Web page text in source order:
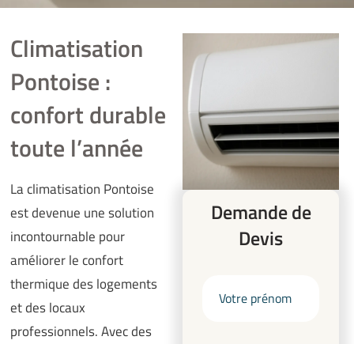
Climatisation
Pontoise :
confort durable
toute l’année
La climatisation Pontoise
est devenue une solution
incontournable pour
améliorer le confort
thermique des logements
et des locaux
professionnels. Avec des
Demande de
Devis